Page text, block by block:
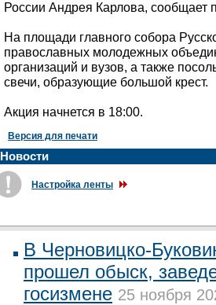
России Андрея Карлова, сообщает
На площади главного собора
православных молодежных
организаций и вузов, а также
свечи, образующие большой крест.
Акция начнется в 18:00.
Версия для печати
Новости
Настройка ленты
В Черновицко-
прошел обыск,
госизмене 25 ноября